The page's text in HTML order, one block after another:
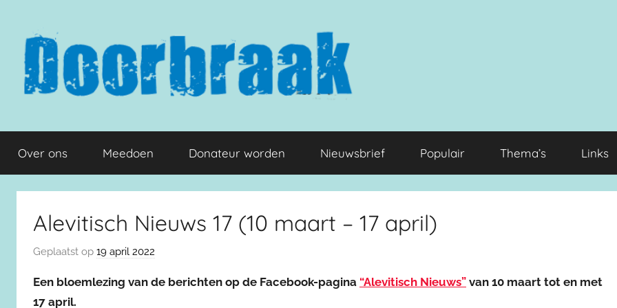
inhoud
springen
Doorbraak.eu
Over ons Meedoen Donateur worden Nieuwsbrief Populair Thema’s Links
Alevitisch Nieuws 17 (10 maart – 17 april)
Geplaatst op 19 april 2022
Een bloemlezing van de berichten op de Facebook-pagina “Alevitisch Nieuws” van 10 maart tot en met
17 april.